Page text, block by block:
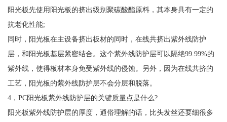
阳光板先使用阳光板的挤出级别聚碳酸酯原料，其本身具有一定的
抗老化性能;
同时，阳光板在主设备挤出板材的同时，在线共挤出紫外线防护
层，和阳光板基层紧密结合。这个紫外线防护层可以隔绝99.99%的
紫外线，使得板材本身免受紫外线的侵蚀。另外，因为在线共挤的
工艺，阳光板的紫外线防护层不会分层和脱落。
4，PC阳光板紫外线防护层的关键质量点是什么?
阳光板紫外线防护层的厚度，通俗理解的话，比头发丝还要细很多